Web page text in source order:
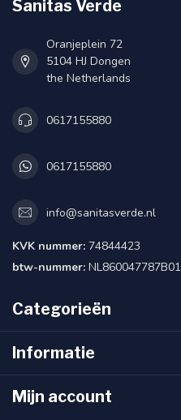
Sanitas Verde
Oranjeplein 72
5104 HJ Dongen
the Netherlands
0617155880
0617155880
info@sanitasverde.nl
KVK nummer: 74844423
btw-nummer: NL860047787B01
Categorieën
Informatie
Mijn account